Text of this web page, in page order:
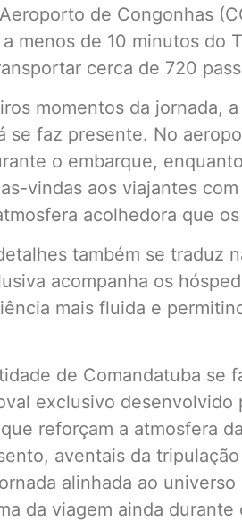
de Congonhas
menos de 10 minutos do
cerca de 720
momentos da jornada,
se faz presente. No
o embarque,
vindas aos viajantes
acolhedora que
também se traduz
acompanha os
mais fluida e
de Comandatuba se
exclusivo desenvolvido
reforçam a atmosfera
aventais da
alinhada ao
da viagem ainda durante